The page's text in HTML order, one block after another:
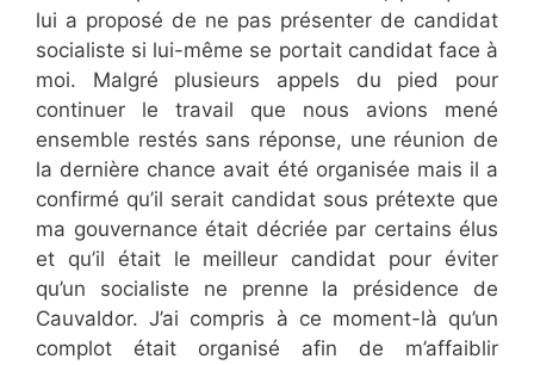
lui a proposé de ne pas présenter de candidat
socialiste si lui-même se portait candidat face à
moi. Malgré plusieurs appels du pied pour
continuer le travail que nous avions mené
ensemble restés sans réponse, une réunion de
la dernière chance avait été organisée mais il a
confirmé qu’il serait candidat sous prétexte que
ma gouvernance était décriée par certains élus
et qu’il était le meilleur candidat pour éviter
qu’un socialiste ne prenne la présidence de
Cauvaldor. J’ai compris à ce moment-là qu’un
complot était organisé afin de m’affaiblir